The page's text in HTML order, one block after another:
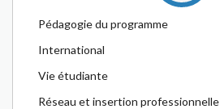
Pédagogie du programme
International
Vie étudiante
Réseau et insertion professionnelle